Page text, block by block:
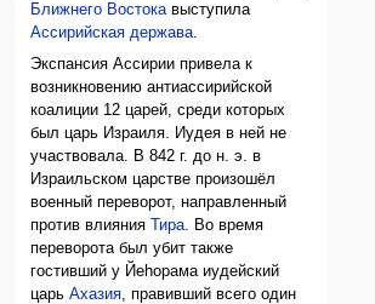
Ближнего Востокавыступила
Ассирийская держава.
Экспансия Ассирии привела к
возникновению антиассирийской
коалиции 12 царей, среди которых
был царь Израиля. Иудея в ней не
участвовала. В 842 г. до н. э. в
Израильском царстве произошёл
военный переворот, направленный
против влиянияТира . Во время
переворота был убит также
гостивший у Йеhорама иудейский
царьАхазия , правивший всего один